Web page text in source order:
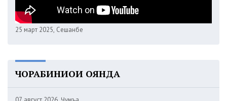
25 март 2025, Сешанбе
ЧОРАБИНИҲОИ ОЯНДА